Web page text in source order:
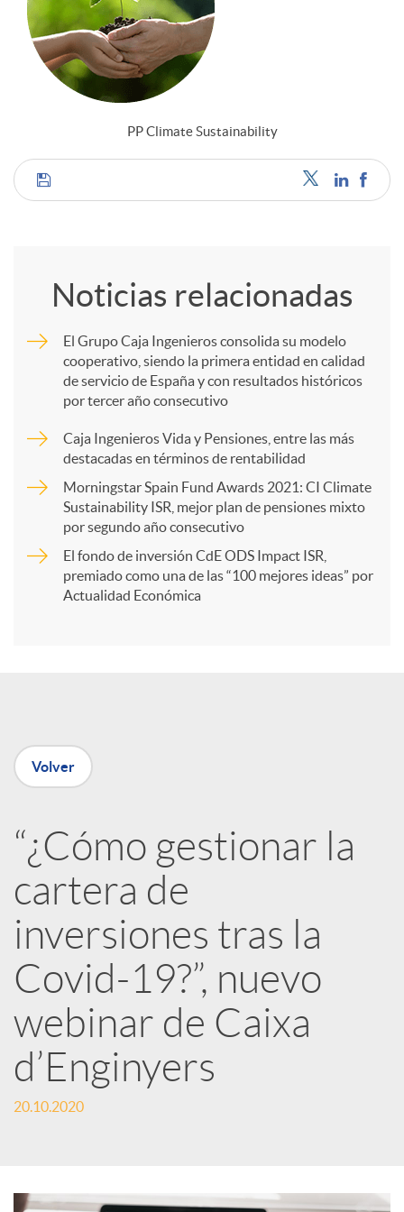
PP Climate Sustainability
C
m
a
r
t
n
R
e
d
e
s
o
Noticias relacionadas
El Grupo Caja Ingenieros consolida su modelo
cooperativo, siendo la primera entidad en calidad
de servicio de España y con resultados históricos
por tercer año consecutivo
Caja Ingenieros Vida y Pensiones, entre las más
destacadas en términos de rentabilidad
Morningstar Spain Fund Awards 2021: CI Climate
Sustainability ISR, mejor plan de pensiones mixto
por segundo año consecutivo
El fondo de inversión CdE ODS Impact ISR,
premiado como una de las “100 mejores ideas” por
Actualidad Económica
Volver
“¿Cómo gestionar la
cartera de
inversiones tras la
Covid-19?”, nuevo
webinar de Caixa
d’Enginyers
20.10.2020